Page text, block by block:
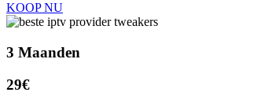
KOOP NU
3 Maanden
29€